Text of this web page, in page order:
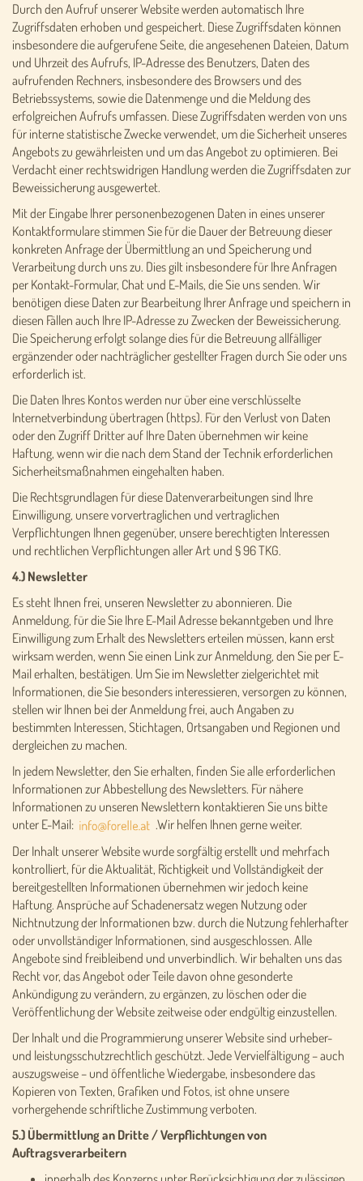
Durch den Aufruf unserer Website werden automatisch Ihre
Zugriffsdaten erhoben und gespeichert. Diese Zugriffsdaten können
insbesondere die aufgerufene Seite, die angesehenen Dateien, Datum
und Uhrzeit des Aufrufs, IP-Adresse des Benutzers, Daten des
aufrufenden Rechners, insbesondere des Browsers und des
Betriebssystems, sowie die Datenmenge und die Meldung des
erfolgreichen Aufrufs umfassen. Diese Zugriffsdaten werden von uns
für interne statistische Zwecke verwendet, um die Sicherheit unseres
Angebots zu gewährleisten und um das Angebot zu optimieren. Bei
Verdacht einer rechtswidrigen Handlung werden die Zugriffsdaten zur
Beweissicherung ausgewertet.
Mit der Eingabe Ihrer personenbezogenen Daten in eines unserer
Kontaktformulare stimmen Sie für die Dauer der Betreuung dieser
konkreten Anfrage der Übermittlung an und Speicherung und
Verarbeitung durch uns zu. Dies gilt insbesondere für Ihre Anfragen
per Kontakt-Formular, Chat und E-Mails, die Sie uns senden. Wir
benötigen diese Daten zur Bearbeitung Ihrer Anfrage und speichern in
diesen Fällen auch Ihre IP-Adresse zu Zwecken der Beweissicherung.
Die Speicherung erfolgt solange dies für die Betreuung allfälliger
ergänzender oder nachträglicher gestellter Fragen durch Sie oder uns
erforderlich ist.
Die Daten Ihres Kontos werden nur über eine verschlüsselte
Internetverbindung übertragen (https). Für den Verlust von Daten
oder den Zugriff Dritter auf Ihre Daten übernehmen wir keine
Haftung, wenn wir die nach dem Stand der Technik erforderlichen
Sicherheitsmaßnahmen eingehalten haben.
Die Rechtsgrundlagen für diese Datenverarbeitungen sind Ihre
Einwilligung, unsere vorvertraglichen und vertraglichen
Verpflichtungen Ihnen gegenüber, unsere berechtigten Interessen
und rechtlichen Verpflichtungen aller Art und § 96 TKG.
4.) Newsletter
Es steht Ihnen frei, unseren Newsletter zu abonnieren. Die
Anmeldung, für die Sie Ihre E-Mail Adresse bekanntgeben und Ihre
Einwilligung zum Erhalt des Newsletters erteilen müssen, kann erst
wirksam werden, wenn Sie einen Link zur Anmeldung, den Sie per E-
Mail erhalten, bestätigen. Um Sie im Newsletter zielgerichtet mit
Informationen, die Sie besonders interessieren, versorgen zu können,
stellen wir Ihnen bei der Anmeldung frei, auch Angaben zu
bestimmten Interessen, Stichtagen, Ortsangaben und Regionen und
dergleichen zu machen.
In jedem Newsletter, den Sie erhalten, finden Sie alle erforderlichen
Informationen zur Abbestellung des Newsletters. Für nähere
Informationen zu unseren Newslettern kontaktieren Sie uns bitte
unter E-Mail:
.Wir helfen Ihnen gerne weiter.
Der Inhalt unserer Website wurde sorgfältig erstellt und mehrfach
kontrolliert, für die Aktualität, Richtigkeit und Vollständigkeit der
bereitgestellten Informationen übernehmen wir jedoch keine
Haftung. Ansprüche auf Schadenersatz wegen Nutzung oder
Nichtnutzung der Informationen bzw. durch die Nutzung fehlerhafter
oder unvollständiger Informationen, sind ausgeschlossen. Alle
Angebote sind freibleibend und unverbindlich. Wir behalten uns das
Recht vor, das Angebot oder Teile davon ohne gesonderte
Ankündigung zu verändern, zu ergänzen, zu löschen oder die
Veröffentlichung der Website zeitweise oder endgültig einzustellen.
Der Inhalt und die Programmierung unserer Website sind urheber-
und leistungsschutzrechtlich geschützt. Jede Vervielfältigung – auch
auszugsweise – und öffentliche Wiedergabe, insbesondere das
Kopieren von Texten, Grafiken und Fotos, ist ohne unsere
vorhergehende schriftliche Zustimmung verboten.
5.) Übermittlung an Dritte / Verpflichtungen von
Auftragsverarbeitern